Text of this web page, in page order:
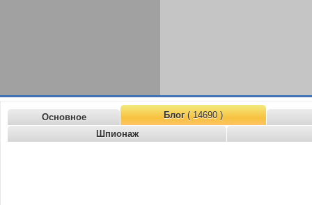
Основное Блог( 14690 )
Шпионаж